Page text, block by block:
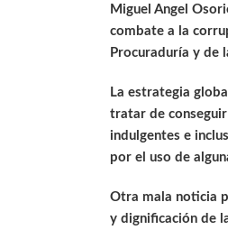
Miguel Angel
combate a la
Procuraduría y de
La estrategia
tratar de
indulgentes e
por el uso de
Otra mala noticia
y dignificación de